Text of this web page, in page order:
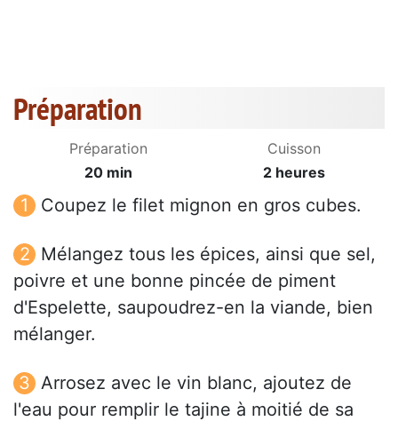
Préparation
Préparation
20 min
Cuisson
2 heures
Coupez le filet mignon en gros cubes.
Mélangez tous les épices, ainsi que sel,
poivre et une bonne pincée de piment
d'Espelette, saupoudrez-en la viande, bien
mélanger.
Arrosez avec le vin blanc, ajoutez de
l'eau pour remplir le tajine à moitié de sa